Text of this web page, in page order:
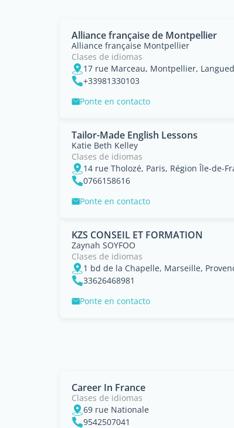
Alliance française de Montpellier
Alliance française Montpellier
Clases de idiomas
17 rue Marceau, Montpellier,
+33981330103
Ponte en contacto
Tailor-Made English Lessons
Katie Beth Kelley
Clases de idiomas
14 rue Tholozé, Paris, Région Île-de-
0766158616
Ponte en contacto
KZS CONSEIL ET FORMATION
Zaynah SOYFOO
Clases de idiomas
1 bd de la Chapelle, Marseille,
33626468981
Ponte en contacto
Career In France
Clases de idiomas
69 rue Nationale
9542507041